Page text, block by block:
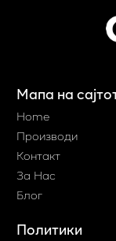
Мапа на
Home
Производи
Контакт
За Нас
Блог
Политики